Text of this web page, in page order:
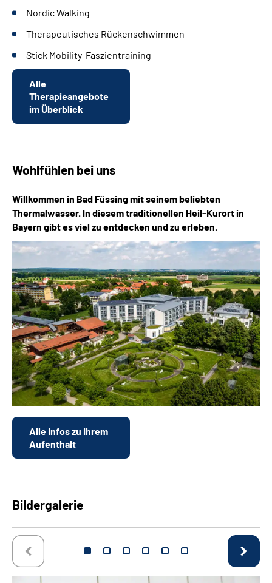
Nordic Walking
Therapeutisches Rückenschwimmen
Stick Mobility-Faszientraining
Alle
Therapieangebote
im Überblick
Wohlfühlen bei uns
Willkommen in Bad Füssing mit seinem beliebten
Thermalwasser. In diesem traditionellen Heil-Kurort in
Bayern gibt es viel zu entdecken und zu erleben.
Alle Infos zu Ihrem
Aufenthalt
Bildergalerie